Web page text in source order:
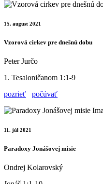
15. august 2021
Vzorová cirkev pre dnešnú dobu
Peter Jurčo
1. Tesaloničanom 1:1-9
pozrieť
počúvať
11. júl 2021
Paradoxy Jonášovej misie
Ondrej Kolarovský